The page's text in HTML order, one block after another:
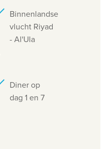
Binnenlandse
vlucht Riyad
- Al'Ula
Diner op
dag 1 en 7